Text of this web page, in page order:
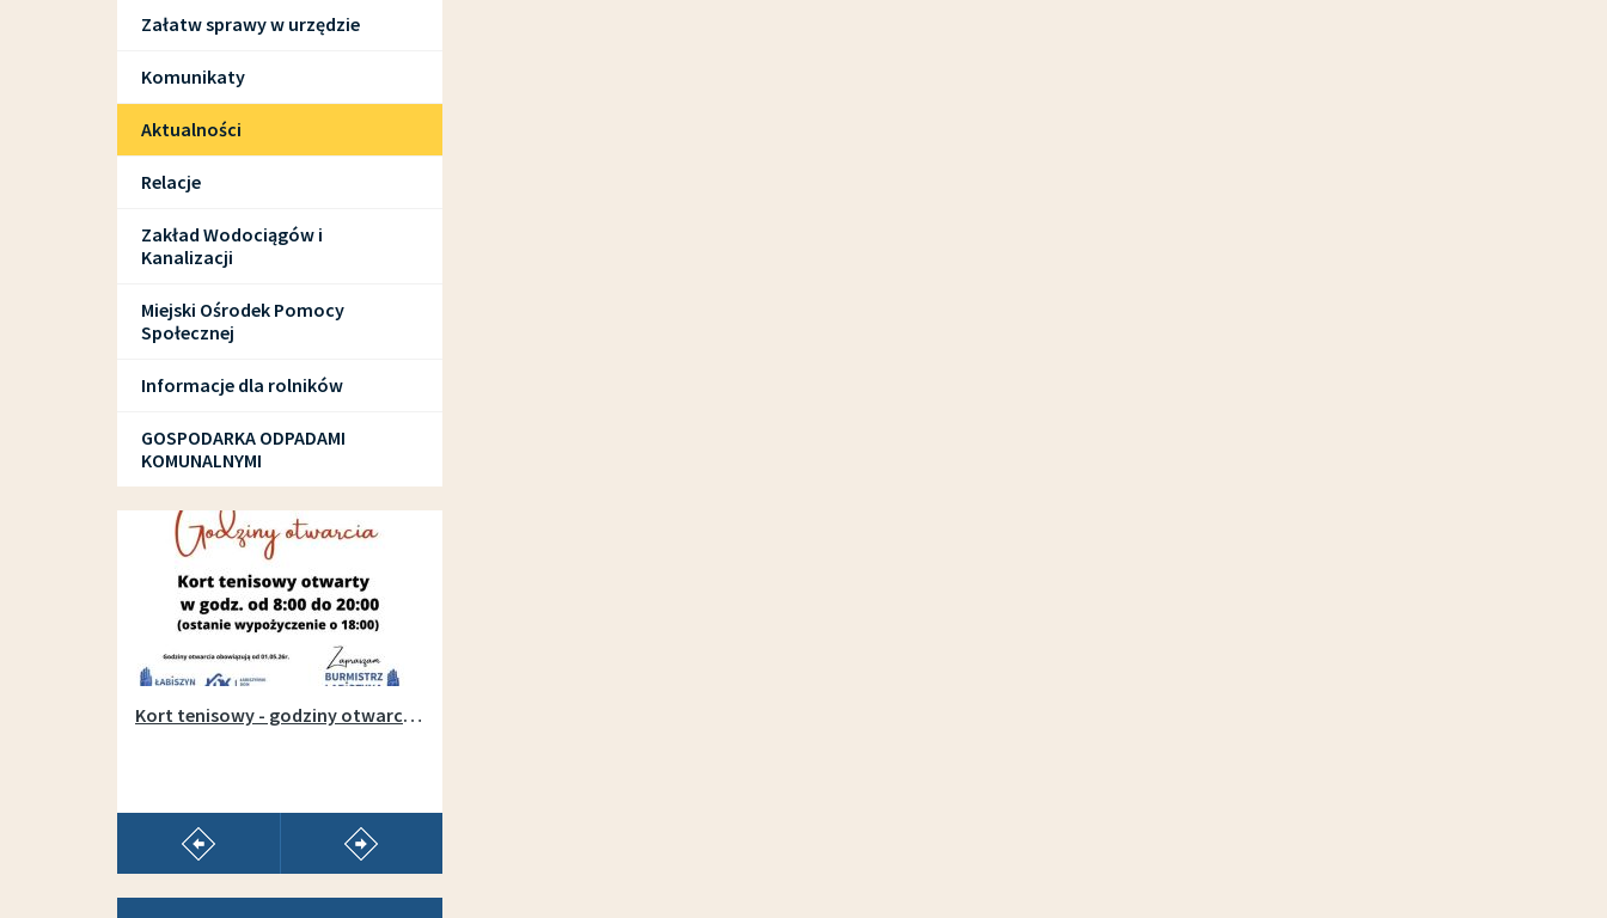
Załatw sprawy w urzędzie
Komunikaty
Aktualności
Relacje
Zakład Wodociągów i
Kanalizacji
Miejski Ośrodek Pomocy
Społecznej
Informacje dla rolników
GOSPODARKA ODPADAMI
KOMUNALNYMI
SPORT I REKREACJA
pokaż poprzedni artykuł
Kort tenisowy - godziny otwarcia w sezonie 2026